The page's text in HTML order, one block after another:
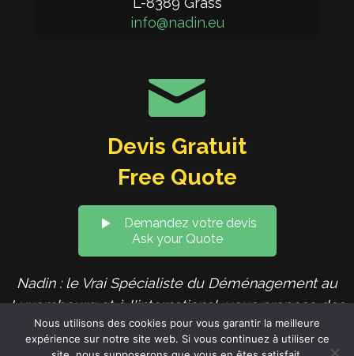
info@nadin.eu
Devis Gratuit
Free Quote
Demandez votre devis
Ask your Quote
Nadin : le Vrai Spécialiste du Déménagement au
Luxembourg et à l'international, vous propose des
services de qualité au meilleur prix.
Nous utilisons des cookies pour vous garantir la meilleure
expérience sur notre site web. Si vous continuez à utiliser ce